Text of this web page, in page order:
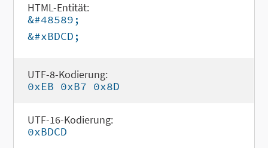
HTML-Entität:
&#48589;
&#xBDCD;
UTF-8-Kodierung:
0xEB 0xB7 0x8D
UTF-16-Kodierung:
0xBDCD